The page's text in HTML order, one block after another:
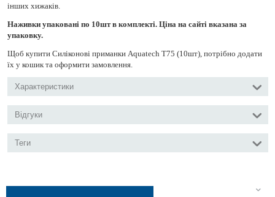
інших хижаків.
Наживки упаковані по 10шт в комплекті. Ціна на сайті вказана за
упаковку.
Щоб купити Силіконові приманки Aquatech Т75 (10шт), потрібно додати
їх у кошик та оформити замовлення.
Характеристики
Відгуки
Теги